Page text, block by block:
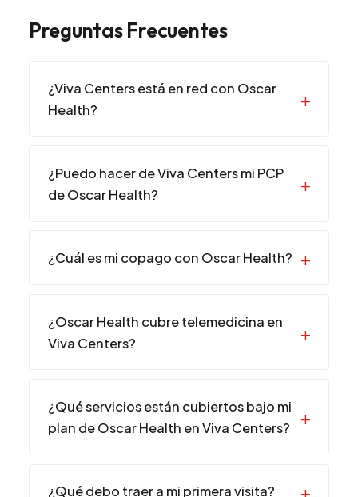
Preguntas Frecuentes
¿Viva Centers está en red con Oscar
Health?
¿Puedo hacer de Viva Centers mi PCP
de Oscar Health?
¿Cuál es mi copago con Oscar Health?
¿Oscar Health cubre telemedicina en
Viva Centers?
¿Qué servicios están cubiertos bajo mi
plan de Oscar Health en Viva Centers?
¿Qué debo traer a mi primera visita?